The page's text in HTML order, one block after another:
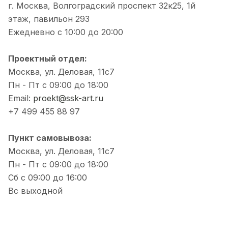
г. Москва, Волгоградский проспект 32к25, 1й
этаж, павильон 293
Ежедневно с 10:00 до 20:00
Проектный отдел:
Москва, ул. Деловая, 11с7
Пн - Пт с 09:00 до 18:00
Email: proekt@ssk-art.ru
+7 499 455 88 97
Пункт самовывоза:
Москва, ул. Деловая, 11с7
Пн - Пт с 09:00 до 18:00
Сб с 09:00 до 16:00
Вс выходной